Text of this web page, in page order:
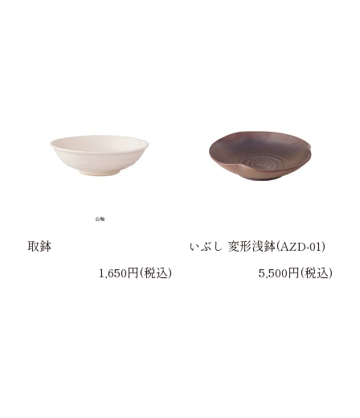
取鉢
1,650円(税込)
いぶし 変形浅鉢(AZD-01)
5,500円(税込)